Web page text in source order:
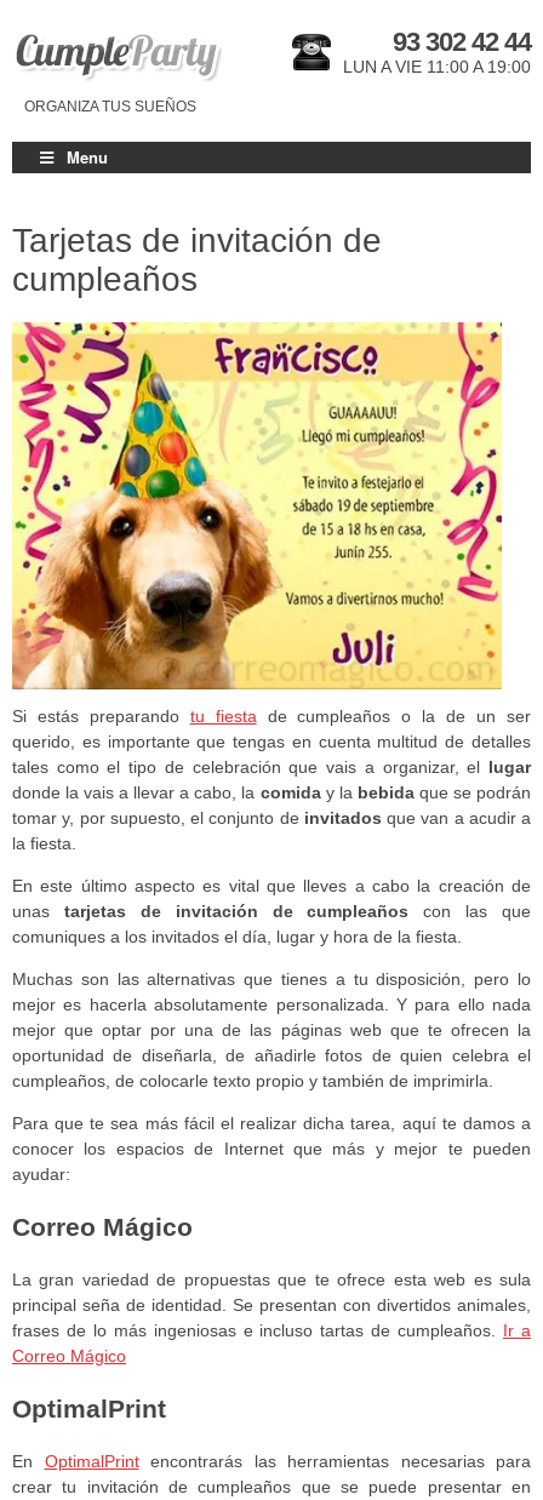
ORGANIZA TUS SUEÑOS
93 302 42 44
LUN A VIE 11:00 A 19:00
Menu
Tarjetas de invitación de
cumpleaños
Si estás preparando tu fiesta de cumpleaños o la de un ser
querido, es importante que tengas en cuenta multitud de detalles
tales como el tipo de celebración que vais a organizar, el lugar
donde la vais a llevar a cabo, la comida y la bebida que se podrán
tomar y, por supuesto, el conjunto de invitados que van a acudir a
la fiesta.
En este último aspecto es vital que lleves a cabo la creación de
unas tarjetas de invitación de cumpleaños con las que
comuniques a los invitados el día, lugar y hora de la fiesta.
Muchas son las alternativas que tienes a tu disposición, pero lo
mejor es hacerla absolutamente personalizada. Y para ello nada
mejor que optar por una de las páginas web que te ofrecen la
oportunidad de diseñarla, de añadirle fotos de quien celebra el
cumpleaños, de colocarle texto propio y también de imprimirla.
Para que te sea más fácil el realizar dicha tarea, aquí te damos a
conocer los espacios de Internet que más y mejor te pueden
ayudar:
Correo Mágico
La gran variedad de propuestas que te ofrece esta web es sula
principal seña de identidad. Se presentan con divertidos animales,
frases de lo más ingeniosas e incluso tartas de cumpleaños. Ir a
Correo Mágico
OptimalPrint
En OptimalPrintencontrarás las herramientas necesarias para
crear tu invitación de cumpleaños que se puede presentar en